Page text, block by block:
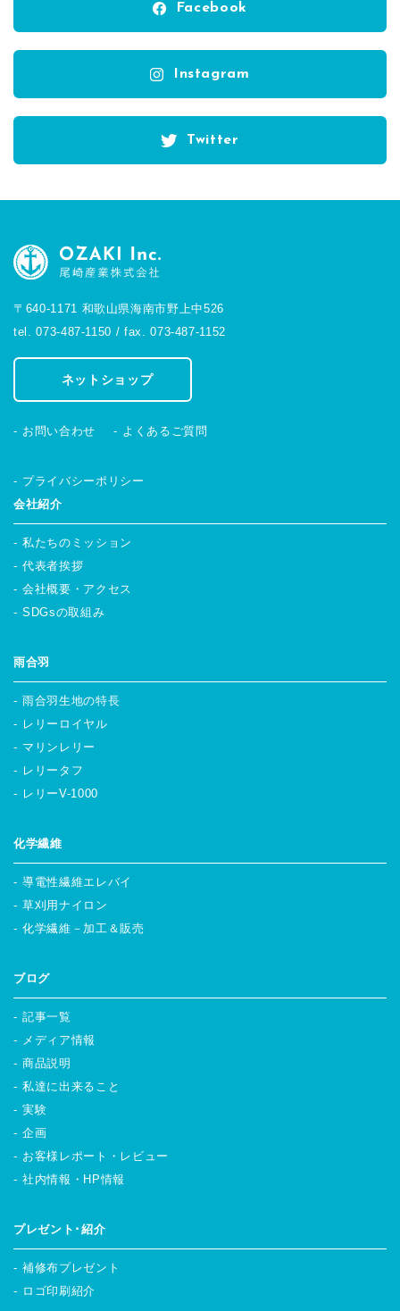
Facebook
Instagram
Twitter
〒640-1171 和歌山県海南市野上中526
tel. 073-487-1150 / fax. 073-487-1152
ネットショップ
お問い合わせ よくあるご質問
プライバシーポリシー
会社紹介
私たちのミッション
代表者挨拶
会社概要・アクセス
SDGsの取組み
雨合羽
雨合羽生地の特長
レリーロイヤル
マリンレリー
レリータフ
レリーV-1000
化学繊維
導電性繊維エレバイ
草刈用ナイロン
化学繊維－加工＆販売
ブログ
記事一覧
メディア情報
商品説明
私達に出来ること
実験
企画
お客様レポート・レビュー
社内情報・HP情報
プレゼント･紹介
補修布プレゼント
ロゴ印刷紹介